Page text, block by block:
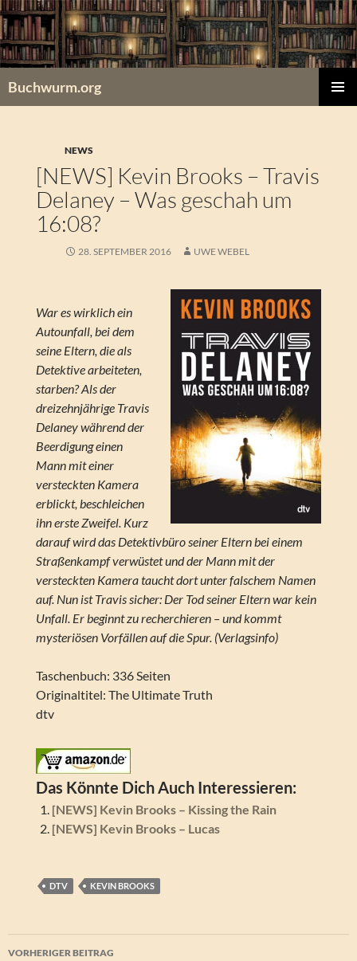
Zum
Inhalt
springen
Buchwurm.org
NEWS
[NEWS] Kevin Brooks – Travis
Delaney – Was geschah um
16:08?
28. SEPTEMBER 2016 UWE WEBEL
War es wirklich ein
Autounfall, bei dem
seine Eltern, die als
Detektive arbeiteten,
starben? Als der
dreizehnjährige Travis
Delaney während der
Beerdigung einen
Mann mit einer
versteckten Kamera
erblickt, beschleichen
ihn erste Zweifel. Kurz
darauf wird das Detektivbüro seiner Eltern bei einem
Straßenkampf verwüstet und der Mann mit der
versteckten Kamera taucht dort unter falschem Namen
auf. Nun ist Travis sicher: Der Tod seiner Eltern war kein
Unfall. Er beginnt zu recherchieren – und kommt
mysteriösen Vorfällen auf die Spur. (Verlagsinfo)
Taschenbuch: 336 Seiten
Originaltitel: The Ultimate Truth
dtv
Das Könnte Dich Auch Interessieren:
[NEWS] Kevin Brooks – Kissing the Rain
[NEWS] Kevin Brooks – Lucas
DTV KEVIN BROOKS
Beitragsnavigation
VORHERIGER BEITRAG